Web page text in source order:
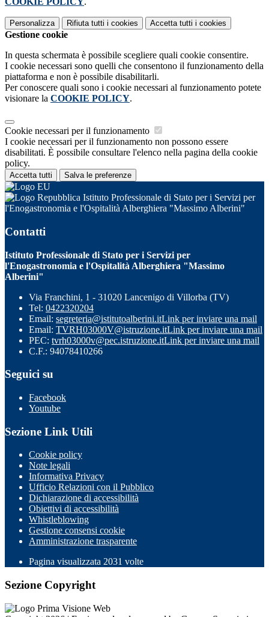
Personalizza Rifiuta tutti i cookies Accetta tutti i cookies
Gestione cookie
In questa schermata è possibile scegliere quali cookie consentire.
I cookie necessari sono quelli che consentono il funzionamento della
piattaforma e non è possibile disabilitarli.
Per conoscere quali sono i cookie necessari al funzionamento potete
visionare la COOKIE POLICY.
Cookie necessari per il funzionamento
I cookie necessari per il funzionamento non possono essere
disabilitati. È possibile consultare l'elenco nella pagina della cookie
policy.
Accetta tutti Salva le preferenze
Istituto Professionale di Stato per i Servizi per
l'Enogastronomia e l'Ospitalità Alberghiera "Massimo Alberini"
Contatti
Istituto Professionale di Stato per i Servizi per
l'Enogastronomia e l'Ospitalità Alberghiera "Massimo
Alberini"
Via Franchini, 1 - 31020 Lancenigo di Villorba (TV)
Tel: 0422320204
Email: segreteria@istitutoalberini.itLink per inviare una mail
Email: TVRH03000V@istruzione.itLink per inviare una mail
PEC: tvrh03000v@pec.istruzione.itLink per inviare una mail
C.F.: 94078410266
Seguici su
Facebook
Youtube
Sezione Link Utili
Cookie policy
Note legali
Informativa Privacy
Ufficio Relazioni con il Pubblico
Dichiarazione di accessibilità
Obiettivi di accessibilità
Whistleblowing
Gestione consensi cookie
Amministrazione trasparente
Pagina visualizzata 2031 volte
Sezione Copyright